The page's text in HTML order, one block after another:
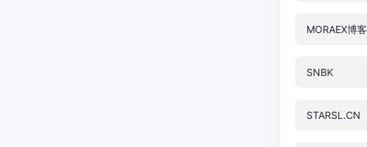
MORAEX博客
SNBK
STARSL.CN